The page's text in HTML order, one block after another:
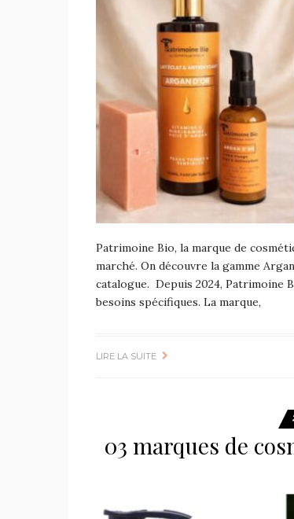
Patrimoine Bio, la marque de
marché. On découvre la gamme
catalogue. Depuis 2024, Patrimoine
besoins spécifiques. La marque,
LIRE LA SUITE
03 marques de